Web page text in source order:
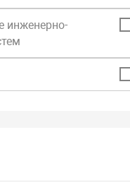
Внесение
Хранение
Выдачу,
доступа
инженерно-